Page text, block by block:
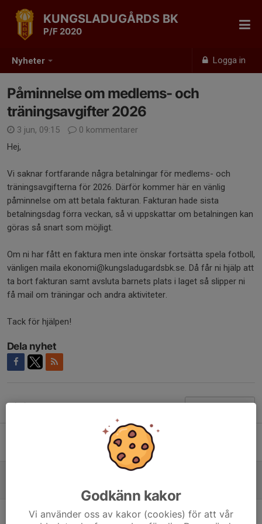
Nyheter Logga in
KUNGSLADUGÅRDS BK
P/F 2020
Påminnelse om medlems- och
träningsavgifter 2026
3 jun, 09:15
0 kommentarer
Hej,
Vi saknar fortfarande några betalningar för medlems- och
träningsavgifterna för 2026. Därför kommer här en vänlig
påminnelse om att betala fakturan. Fakturan hade sista
betalningsdag förra veckan, så vi uppskattar om betalningen kan
göras så snart som möjligt.
Om ni har fått en faktura men inte önskar fortsätta spela fotboll,
vänligen maila ekonomi@kungsladugardsbk.se. Då får ni hjälp att
ta bort fakturan samt avsluta barnets plats i laget så slipper ni
få mail om träningar och andra aktiviteter.
Tack för hjälpen!
Dela nyhet
Tidigare nyheter
Träningstart 22/8 för barn födda 2020
0
Blandad information
Godkänn kakor
Vi använder oss av kakor (cookies) för att vår